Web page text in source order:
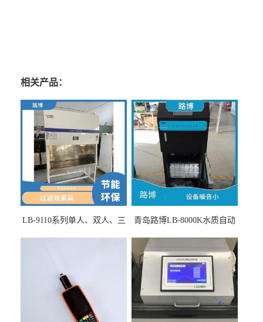
相关产品：
LB-9110系列单人、双人、三
青岛路博LB-8000K水质自动